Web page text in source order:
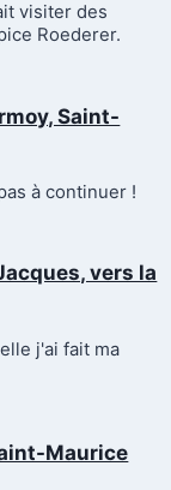
visiter des
Roederer.
Saint-
à continuer !
vers la
j'ai fait ma
Maurice